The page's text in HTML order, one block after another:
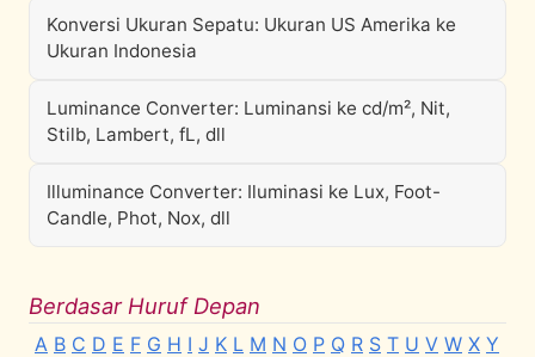
Konversi Ukuran Sepatu: Ukuran US Amerika ke
Ukuran Indonesia
Luminance Converter: Luminansi ke cd/m², Nit,
Stilb, Lambert, fL, dll
Illuminance Converter: Iluminasi ke Lux, Foot-
Candle, Phot, Nox, dll
Berdasar Huruf Depan
A B C D E F G H I J K L M N O P Q R S T U V W X Y